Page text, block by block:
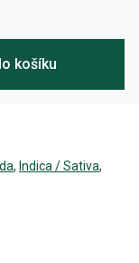
košíku
, Indica / Sativa,